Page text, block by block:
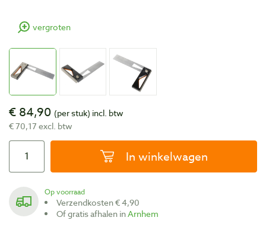
vergroten
€ 84,90 (per stuk) incl. btw
€ 70,17 excl. btw
In winkelwagen
Op voorraad
Verzendkosten € 4,90
Of gratis afhalen inArnhem